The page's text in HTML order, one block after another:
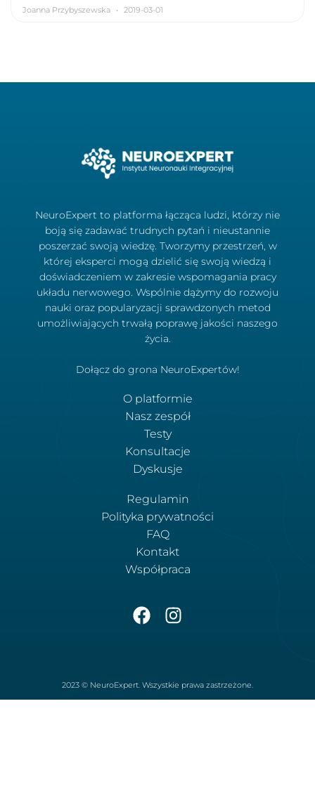
Joanna Przybyszewska 2019-03-01
NeuroExpert to platforma łącząca ludzi, którzy nie
boją się zadawać trudnych pytań i nieustannie
poszerzać swoją wiedzę. Tworzymy przestrzeń, w
której eksperci mogą dzielić się swoją wiedzą i
doświadczeniem w zakresie wspomagania pracy
układu nerwowego. Wspólnie dążymy do rozwoju
nauki oraz popularyzacji sprawdzonych metod
umożliwiających trwałą poprawę jakości naszego
życia.
Dołącz do grona NeuroExpertów!
O platformie
Nasz zespół
Testy
Konsultacje
Dyskusje
Regulamin
Polityka prywatności
FAQ
Kontakt
Współpraca
2023 © NeuroExpert. Wszystkie prawa zastrzeżone.